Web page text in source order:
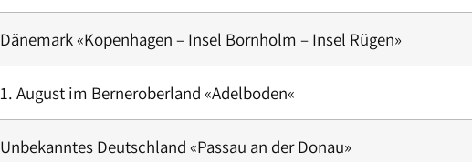
Dänemark «Kopenhagen – Insel Bornholm – Insel Rügen»
1. August im Berneroberland «Adelboden«
Unbekanntes Deutschland «Passau an der Donau»